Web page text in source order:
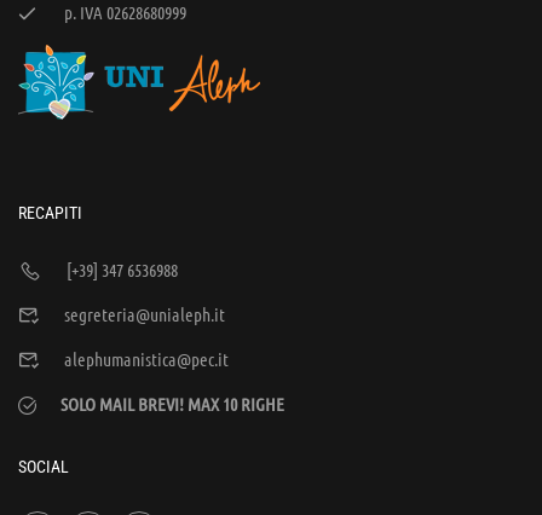
p. IVA 02628680999
RECAPITI
[+39] 347 6536988
segreteria@unialeph.it
alephumanistica@pec.it
SOLO MAIL BREVI! MAX 10 RIGHE
SOCIAL